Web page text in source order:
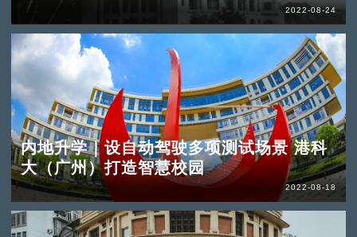
2022-08-24
内地升学｜设自动驾驶多项测试场景 港科
大（广州）打造智慧校园
2022-08-18